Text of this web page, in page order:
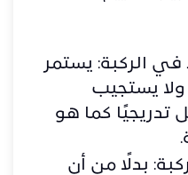
الركبة: يستمر
ولا يستجيب
تدريجيًا كما هو
بدلًا من أن